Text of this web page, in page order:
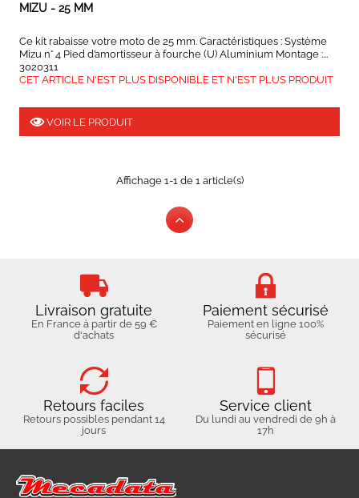
MIZU - 25 MM
Ce kit rabaisse votre moto de 25 mm. Caractéristiques : Système
Mizu n° 4 Pied d’amortisseur à fourche (U) Aluminium Montage :...
3020311
CET ARTICLE N'EST PLUS DISPONIBLE ET N'EST PLUS PRODUIT
VOIR LE PRODUIT
Affichage 1-1 de 1 article(s)
Livraison gratuite
En France à partir de 59 €
d'achats
Paiement sécurisé
Paiement en ligne 100%
sécurisé
Retours faciles
Retours possibles pendant 14
jours
Service client
Du lundi au vendredi de 9h à
17h